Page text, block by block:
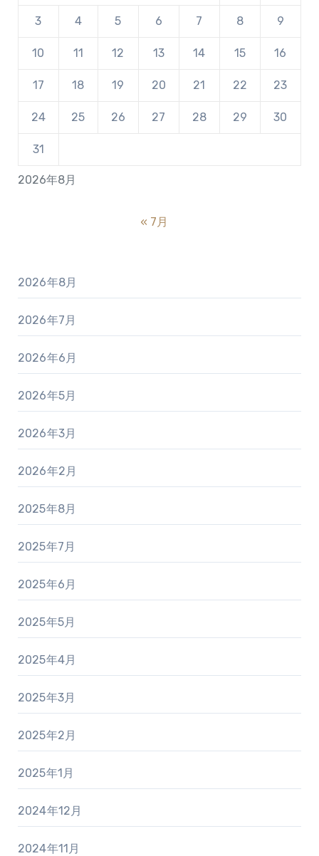
2026年8月
3 4 5 6 7 8 9
10 11 12 13 14 15 16
17 18 19 20 21 22 23
24 25 26 27 28 29 30
31
« 7月
2026年8月
2026年7月
2026年6月
2026年5月
2026年3月
2026年2月
2025年8月
2025年7月
2025年6月
2025年5月
2025年4月
2025年3月
2025年2月
2025年1月
2024年12月
2024年11月